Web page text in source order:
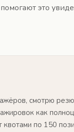
это
смотрю
как
квотами по 150